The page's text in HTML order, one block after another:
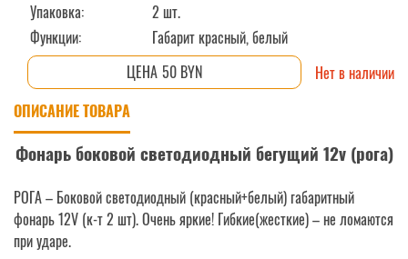
Упаковка:
2 шт.
Функции:
Габарит красный, белый
50 BYN
Нет в наличии
ОПИСАНИЕ ТОВАРА
Фонарь боковой светодиодный бегущий 12v (рога)
РОГА – Боковой светодиодный (красный+белый) габаритный
фонарь 12V (к-т 2 шт). Очень яркие! Гибкие(жесткие) – не ломаются
при ударе.